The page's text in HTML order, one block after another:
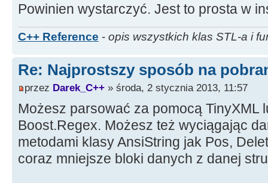
Powinien wystarczyć. Jest to prosta w
C++ Reference - opis wszystkich klas STL-a i
Re: Najprostszy sposób na
przez Darek_C++ » środa, 2 stycznia 2013, 11:57
Możesz parsować za pomocą TinyXML
Boost.Regex. Możesz też wyciągając
metodami klasy AnsiString jak Pos,
coraz mniejsze bloki danych z danej